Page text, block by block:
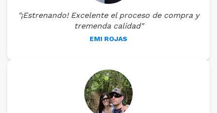
"¡Estrenando! Excelente el proceso de compra y
tremenda calidad"
EMI ROJAS